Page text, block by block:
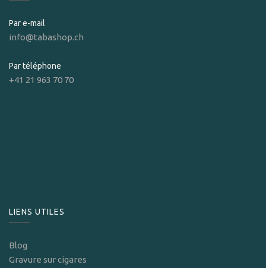
Par e-mail
info@tabashop.ch
Par téléphone
+41 21 963 70 70
LIENS UTILES
Blog
Gravure sur cigares